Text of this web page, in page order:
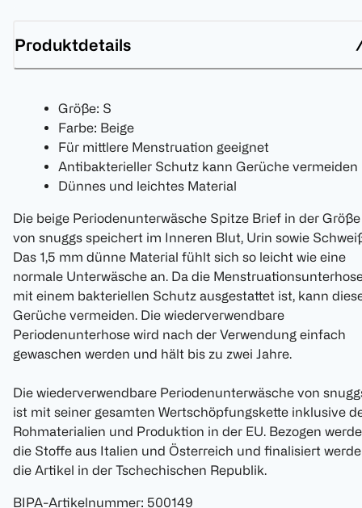
Produktdetails
Größe: S
Farbe: Beige
Für mittlere Menstruation geeignet
Antibakterieller Schutz kann Gerüche vermeiden
Dünnes und leichtes Material
Die beige Periodenunterwäsche Spitze Brief in der
von snuggs speichert im Inneren Blut, Urin sowie
Das 1,5 mm dünne Material fühlt sich so leicht wie eine
normale Unterwäsche an. Da die
mit einem bakteriellen Schutz ausgestattet ist, kann
Gerüche vermeiden. Die wiederverwendbare
Periodenunterhose wird nach der Verwendung einfach
gewaschen werden und hält bis zu zwei Jahre.
Die wiederverwendbare Periodenunterwäsche von
ist mit seiner gesamten Wertschöpfungskette inklusive
Rohmaterialien und Produktion in der EU. Bezogen
die Stoffe aus Italien und Österreich und finalisiert
die Artikel in der Tschechischen Republik.
BIPA-Artikelnummer: 500149